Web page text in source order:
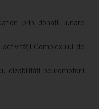
prin donații lunare
Complexului de
dizabilități neuromotorii